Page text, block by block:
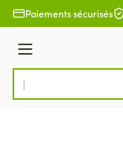
Aller au contenu
Paiements sécurisés
Menu
Rechercher